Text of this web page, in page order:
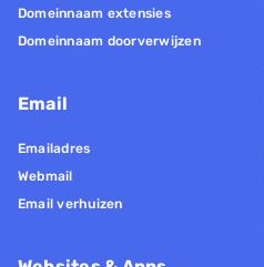
Domeinnaam extensies
Domeinnaam doorverwijzen
Email
Emailadres
Webmail
Email verhuizen